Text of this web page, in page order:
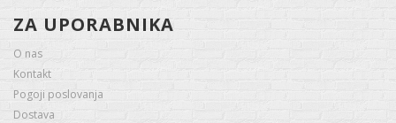
ZA UPORABNIKA
O nas
Kontakt
Pogoji poslovanja
Dostava